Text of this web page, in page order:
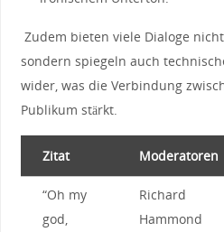
⁣Zudem ‍bieten viele Dialoge
sondern spiegeln auch
wider, was​ die Verbindung
Publikum stärkt.
Zitat Moderatoren
“Oh my‍
god,
Richard
Hammond